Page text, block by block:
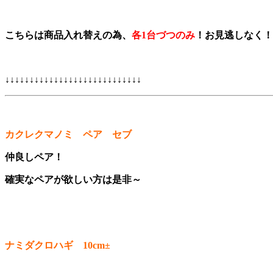
こちらは商品入れ替えの為、 各1台づつのみ ！お見逃しなく
↓↓↓↓↓↓↓↓↓↓↓↓↓↓↓↓↓↓↓↓↓↓↓↓↓↓↓↓
カクレクマノミ ペア セブ
仲良しペア！
確実なペアが欲しい方は是非～
ナミダクロハギ 10cm±